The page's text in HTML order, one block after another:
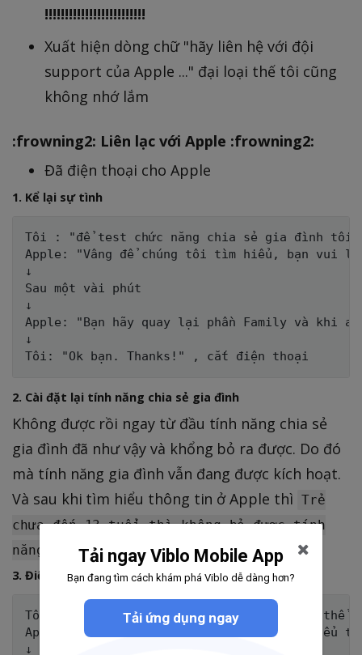
!!!!!!!!!!!!!!!!!!!!!!!!!
Xuất hiện dòng chữ "hãy liên hệ với đội
support của Apple ..." đại loại thế tôi cũng
không nhớ lắm
:frowning2: Liên lạc với Apple :frowning2:
Đã điện thoại cho Apple
1. Kể lại sự tình
Tôi : "để test chức năng chia sẻ gia đình tôi
Apple: "Vâng để chúng tôi tìm hiểu, bạn vui
↓
Sau một vài phút
↓
Apple: "Bạn hãy quay lại phần Family và khi
↓
2. Cài đặt lại tính năng chia sẻ gia đình
Không được rồi ngay từ đầu tính năng chia sẻ
gia đình đã như vậy và khổng bỏ ra được. Do đó
mà tính năng gia đình vẫn đang được kích hoạt.
Và sau khi tìm hiểu thông tin ở Apple thì Trẻ
chưa đến 13 tuổi thì không bỏ được tính
năng chia sẻ gia đình
3. Điện thoại thêm một lần
Tôi : " Tính năng chia sẻ gia đình không thể
Apple: "Vậy bạn chờ chút nhé, mình tìm hiểu
↓
Tải ngay Viblo Mobile App
Bạn đang tìm cách khám phá Viblo dễ dàng hơn?
Tải ứng dụng ngay